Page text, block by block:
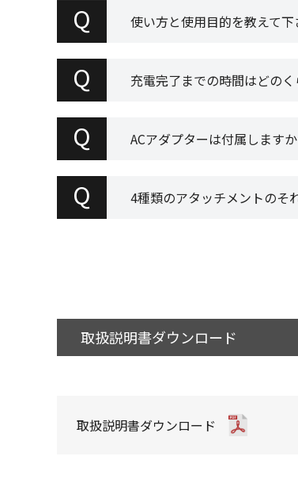
Q 使い方と使用目的を教えて下
Q 充電完了までの時間はどのく
Q ACアダプターは付属しますか
Q 4種類のアタッチメントのそ
取扱説明書ダウンロード
取扱説明書ダウンロード